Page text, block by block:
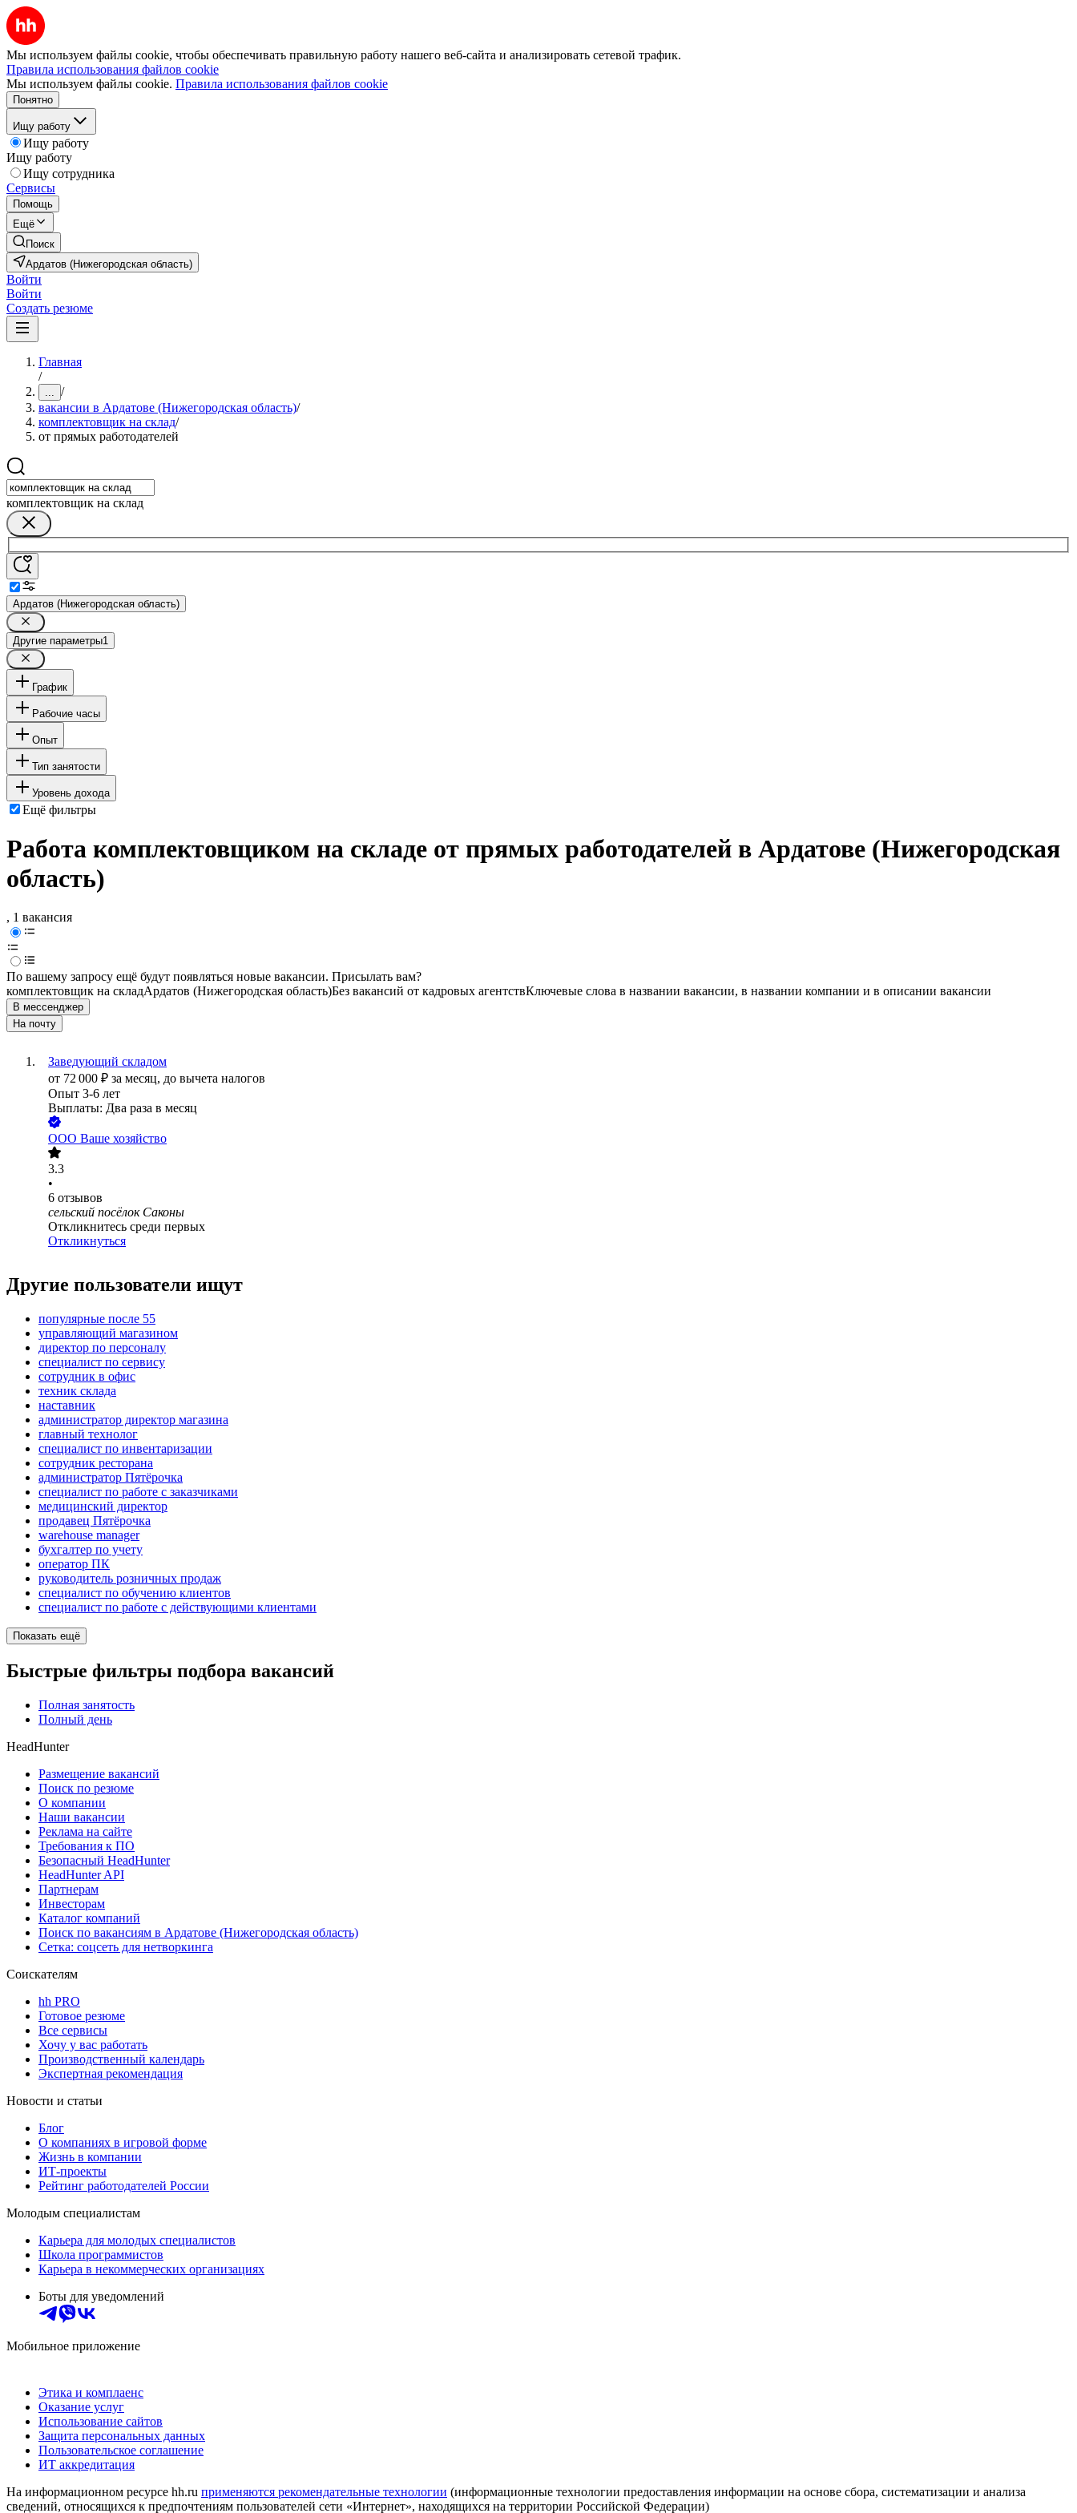
Мы используем файлы cookie, чтобы обеспечивать правильную работу нашего веб-сайта и анализировать сетевой трафик.
Правила использования файлов cookie
Мы используем файлы cookie. Правила использования файлов cookie
Понятно
Ищу работу
Ищу работу
Ищу работу
Ищу сотрудника
Сервисы
Помощь
Ещё
Поиск
Ардатов (Нижегородская область)
Войти
Войти
Создать резюме
Главная
/
... /
вакансии в Ардатове (Нижегородская область)/
комплектовщик на склад/
от прямых работодателей
комплектовщик на склад
Ардатов (Нижегородская область)
Другие параметры1
График
Рабочие часы
Опыт
Тип занятости
Уровень дохода
Ещё фильтры
Работа комплектовщиком на складе от прямых работодателей в Ардатове (Нижегородская
область)
, 1 вакансия
По вашему запросу ещё будут появляться новые вакансии. Присылать вам?
комплектовщик на складАрдатов (Нижегородская область)Без вакансий от кадровых агентствКлючевые слова в названии вакансии, в названии компании и в описании вакансии
В мессенджер
На почту
Заведующий складом
от 72 000 ₽ за месяц, до вычета налогов
Опыт 3-6 лет
Выплаты: Два раза в месяц
ООО Ваше хозяйство
3.3
•
6 отзывов
сельский посёлок Саконы
Откликнитесь среди первых
Откликнуться
Другие пользователи ищут
популярные после 55
управляющий магазином
директор по персоналу
специалист по сервису
сотрудник в офис
техник склада
наставник
администратор директор магазина
главный технолог
специалист по инвентаризации
сотрудник ресторана
администратор Пятёрочка
специалист по работе с заказчиками
медицинский директор
продавец Пятёрочка
warehouse manager
бухгалтер по учету
оператор ПК
руководитель розничных продаж
специалист по обучению клиентов
специалист по работе с действующими клиентами
Показать ещё
Быстрые фильтры подбора вакансий
Полная занятость
Полный день
HeadHunter
Размещение вакансий
Поиск по резюме
О компании
Наши вакансии
Реклама на сайте
Требования к ПО
Безопасный HeadHunter
HeadHunter API
Партнерам
Инвесторам
Каталог компаний
Поиск по вакансиям в Ардатове (Нижегородская область)
Сетка: соцсеть для нетворкинга
Соискателям
hh PRO
Готовое резюме
Все сервисы
Хочу у вас работать
Производственный календарь
Экспертная рекомендация
Новости и статьи
Блог
О компаниях в игровой форме
Жизнь в компании
ИТ-проекты
Рейтинг работодателей России
Молодым специалистам
Карьера для молодых специалистов
Школа программистов
Карьера в некоммерческих организациях
Боты для уведомлений
Мобильное приложение
Этика и комплаенс
Оказание услуг
Использование сайтов
Защита персональных данных
Пользовательское соглашение
ИТ аккредитация
На информационном ресурсе hh.ru применяются рекомендательные технологии (информационные технологии предоставления информации на основе сбора, систематизации и анализа
сведений, относящихся к предпочтениям пользователей сети «Интернет», находящихся на территории Российской Федерации)